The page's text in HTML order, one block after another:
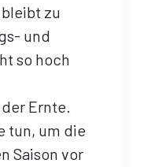
zu
und
so hoch
Ernte.
tun, um die
Saison vor